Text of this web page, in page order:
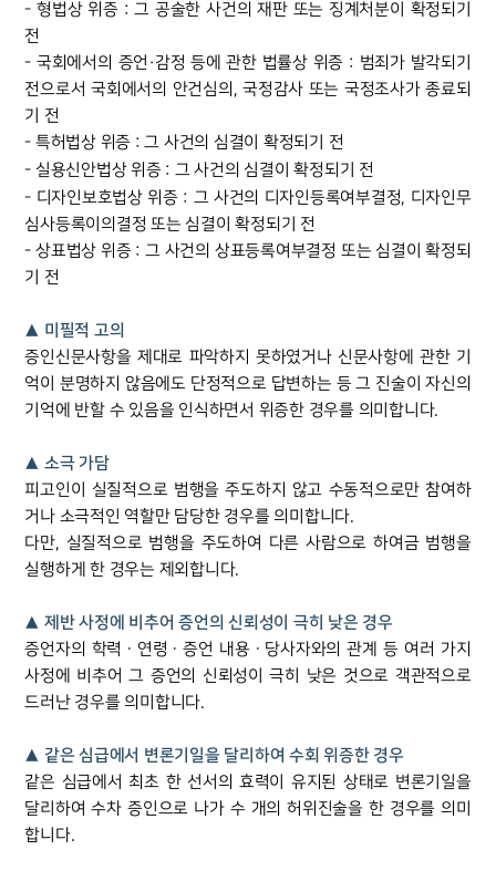
형사소송·상담후기
업무분야
형사그룹 업무
전체
구성원 소개
소식/자료
언론보도
공지사항
뉴스레터/브로슈어
세미나
대륜법률상담예약
대륜법률상담예약
- 형법상 위증 : 그 공술한 사건의 재판 또는 징계처분이 확정되기
전
- 국회에서의 증언·감정 등에 관한 법률상 위증 : 범죄가 발각되기
전으로서 국회에서의 안건심의, 국정감사 또는 국정조사가 종료되
기 전
- 특허법상 위증 : 그 사건의 심결이 확정되기 전
- 실용신안법상 위증 : 그 사건의 심결이 확정되기 전
- 디자인보호법상 위증 : 그 사건의 디자인등록여부결정, 디자인무
심사등록이의결정 또는 심결이 확정되기 전
- 상표법상 위증 : 그 사건의 상표등록여부결정 또는 심결이 확정되
기 전
▲ 미필적 고의
증인신문사항을 제대로 파악하지 못하였거나 신문사항에 관한 기
억이 분명하지 않음에도 단정적으로 답변하는 등 그 진술이 자신의
기억에 반할 수 있음을 인식하면서 위증한 경우를 의미합니다.
▲ 소극 가담
피고인이 실질적으로 범행을 주도하지 않고 수동적으로만 참여하
거나 소극적인 역할만 담당한 경우를 의미합니다.
다만, 실질적으로 범행을 주도하여 다른 사람으로 하여금 범행을
실행하게 한 경우는 제외합니다.
▲ 제반 사정에 비추어 증언의 신뢰성이 극히 낮은 경우
증언자의 학력ㆍ연령ㆍ증언 내용ㆍ당사자와의 관계 등 여러 가지
사정에 비추어 그 증언의 신뢰성이 극히 낮은 것으로 객관적으로
드러난 경우를 의미합니다.
▲ 같은 심급에서 변론기일을 달리하여 수회 위증한 경우
같은 심급에서 최초 한 선서의 효력이 유지된 상태로 변론기일을
달리하여 수차 증인으로 나가 수 개의 허위진술을 한 경우를 의미
합니다.